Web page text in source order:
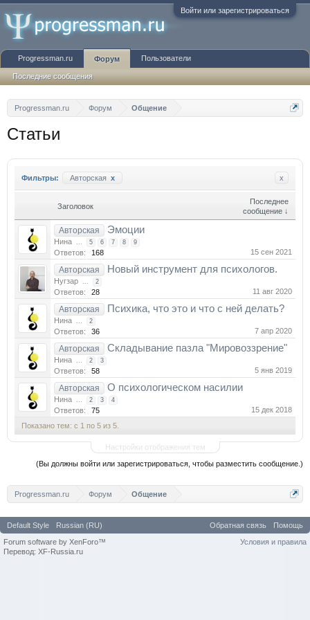
Войти или зарегистрироваться
Progressman.ru Форум Общение
Статьи
Фильтры: Авторская x x
Заголовок
Последнее
сообщение ↓
Авторская Эмоции
Нина ... 5 6 7 8 9
Ответов: 168 15 сен 2021
Авторская Новый инструмент для психологов.
Нугзар ... 2
Ответов: 28 11 авг 2020
Авторская Психика, что это и что с ней делать?
Нина ... 2
Ответов: 36 7 апр 2020
Авторская Складывание пазла "Мировоззрение"
Нина ... 2 3
Ответов: 58 5 янв 2019
Авторская О психологическом насилии
Нина ... 2 3 4
Ответов: 75
15 дек 2018
Показано тем: с 1 по 5 из 5.
Настройки отображения тем
(Вы должны войти или зарегистрироваться, чтобы разместить сообщение.)
Progressman.ru Форум Общение
Progressman.ru Форум
Последние сообщения
Пользователи
Default Style Russian (RU) Обратная связь
Помощь
Условия и правила
Forum software by XenForo™
Перевод: XF-Russia.ru